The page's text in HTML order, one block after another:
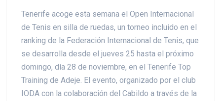
Tenerife acoge esta semana el Open Internacional
de Tenis en silla de ruedas, un torneo incluido en el
ranking de la Federación Internacional de Tenis, que
se desarrolla desde el jueves 25 hasta el próximo
domingo, día 28 de noviembre, en el Tenerife Top
Training de Adeje. El evento, organizado por el club
IODA con la colaboración del Cabildo a través de la